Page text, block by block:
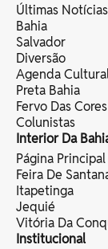
Últimas Notícias
Bahia
Salvador
Diversão
Agenda
Preta Bahia
Fervo Das Cores
Colunistas
Interior Da
Página Principal
Feira De
Itapetinga
Jequié
Vitória Da
Institucional